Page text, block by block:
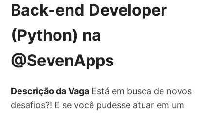
Back-end Developer
(Python) na
@SevenApps
Descrição da Vaga Está em busca de novos
desafios?! E se você pudesse atuar em um